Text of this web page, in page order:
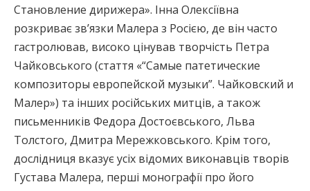
Становление дирижера». Інна Олексіївна
розкриває зв’язки Малера з Росією, де він часто
гастролював, високо цінував творчість Петра
Чайковського (стаття «“Самые патетические
композиторы европейской музыки”. Чайковский и
Малер») та інших російських митців, а також
письменників Федора Достоєвського, Льва
Толстого, Дмитра Мережковського. Крім того,
дослідниця вказує усіх відомих виконавців творів
Густава Малера, перші монографії про його